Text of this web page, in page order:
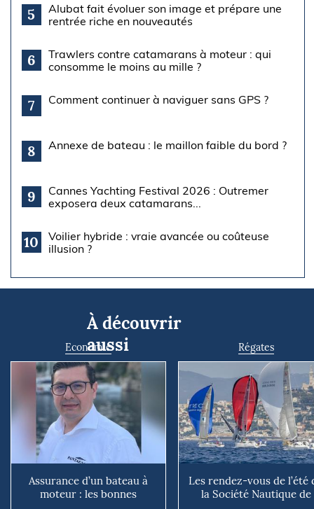
5
Alubat fait évoluer son image et prépare une
rentrée riche en nouveautés
6
Trawlers contre catamarans à moteur : qui
consomme le moins au mille ?
7 Comment continuer à naviguer sans GPS ?
8 Annexe de bateau : le maillon faible du bord ?
9
Cannes Yachting Festival 2026 : Outremer
exposera deux catamarans...
10
Voilier hybride : vraie avancée ou coûteuse
illusion ?
À découvrir
aussi
Economie
Assurance d’un bateau à
moteur : les bonnes
Régates
Les rendez-vous de l’été
la Société Nautique de